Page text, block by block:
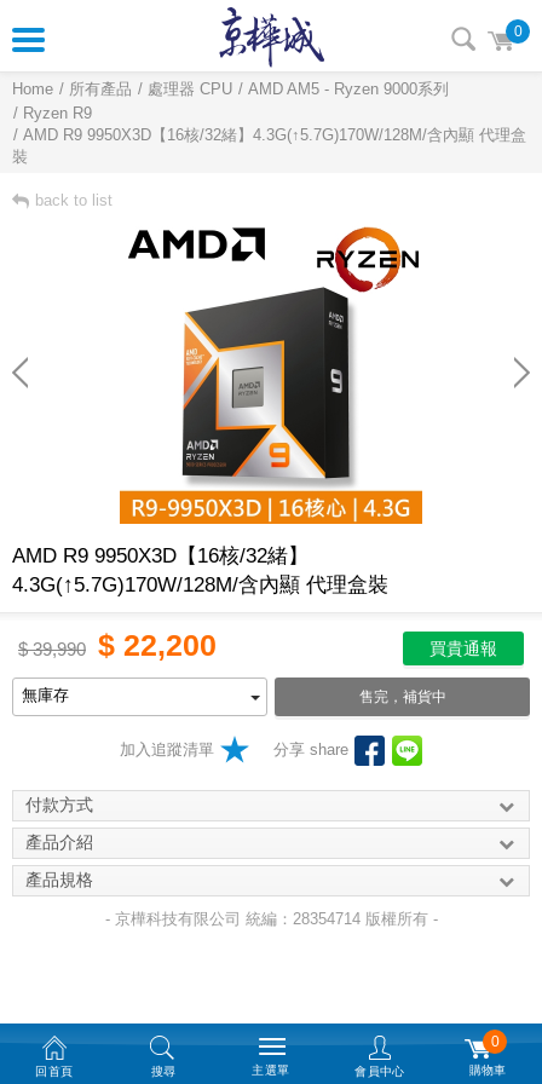
0
Home 所有產品 處理器 CPU
AMD AM5 - Ryzen 9000系列
Ryzen R9
AMD R9 9950X3D【16核/32緒】4.3G(↑5.7G)170W/128M/含內顯 代理盒
裝
back to list
AMD R9 9950X3D【16核/32緒】
4.3G(↑5.7G)170W/128M/含內顯 代理盒裝
$39,990 $ 22,200 買貴通報
售完，補貨中
加入追蹤清單 分享 share
付款方式
產品介紹
產品規格
- 京樺科技有限公司 統編：28354714 版權所有 -
回首頁 搜尋 主選單 會員中心
0
購物車